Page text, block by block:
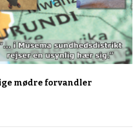
mødre forvandler